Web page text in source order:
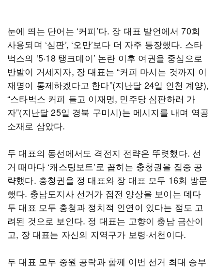
눈에 띄는 단어는 ‘커피’다. 장 대표 발언에서 70회
사용되며 ‘심판’, ‘오만’보다 더 자주 등장했다. 스타
벅스의 ‘5·18 탱크데이’ 논란 이후 여권을 중심으로
반발이 거세지자, 장 대표는 “커피 마시는 것까지 이
재명이 통제하겠다고 한다”(지난달 24일 인천 계양),
“스타벅스 커피 들고 이재명, 민주당 심판하러 가
자”(지난달 25일 경북 구미시)는 메시지를 내며 역공
소재로 삼았다.
두 대표의 동선에서도 격전지 전략은 뚜렷했다. 선
거 때마다 ‘캐스팅보트’로 꼽히는 충청권을 집중 공
략했다. 충청권을 정 대표와 장 대표 모두 16회 방문
했다. 충남도지사 선거가 접전 양상을 보이는 데다
두 대표 모두 충청과 정치적 인연이 있다는 점도 고
려된 것으로 보인다. 정 대표는 고향이 충남 금산이
고, 장 대표는 자신의 지역구가 보령·서천이다.
두 대표 모두 중원 공략과 함께 이번 선거 최대 승부